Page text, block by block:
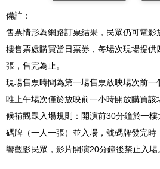
備註：
售票情形為網路訂票結果，民眾仍可電
樓售票處購買當日票券，每場次現場提
張，售完為止。
現場售票時間為第一場售票放映場次前一
唯上午場次僅於放映前一小時開放購買該
候補觀眾入場規則：開演前30分鐘於一
碼牌（一人一張）並入場，號碼牌發完
響觀影民眾，影片開演20分鐘後禁止入場